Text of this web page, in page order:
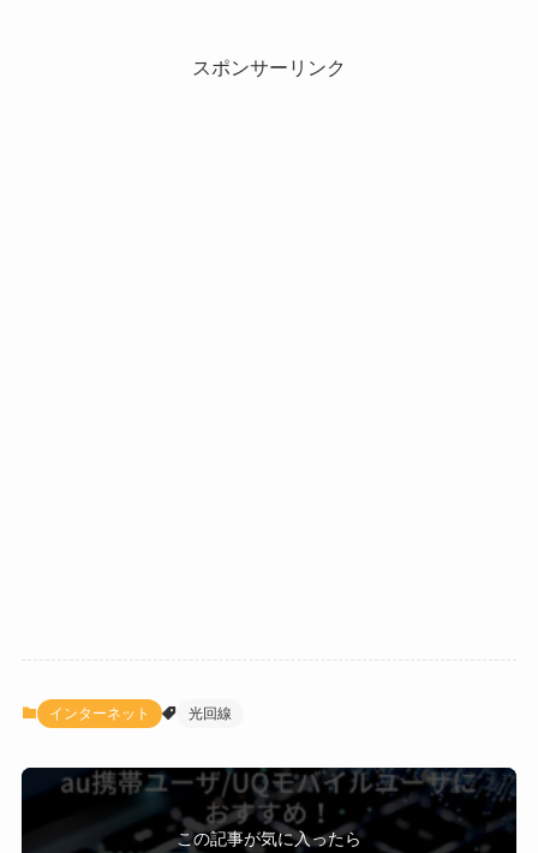
スポンサーリンク
インターネット 光回線
この記事が気に入ったら